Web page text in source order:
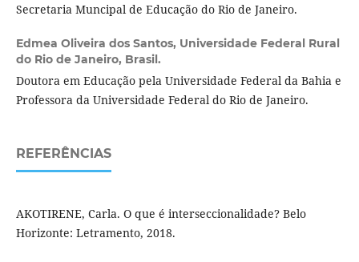
Secretaria Muncipal de Educação do Rio de Janeiro.
Edmea Oliveira dos Santos, Universidade Federal Rural
do Rio de Janeiro, Brasil.
Doutora em Educação pela Universidade Federal da Bahia e
Professora da Universidade Federal do Rio de Janeiro.
REFERÊNCIAS
AKOTIRENE, Carla. O que é interseccionalidade? Belo
Horizonte: Letramento, 2018.